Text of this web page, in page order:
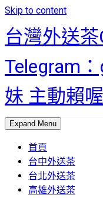
Skip to content
台灣外送茶
Telegram
妹 主動賴喔
Expand Menu
首頁
台中外送茶
台北外送茶
高雄外送茶